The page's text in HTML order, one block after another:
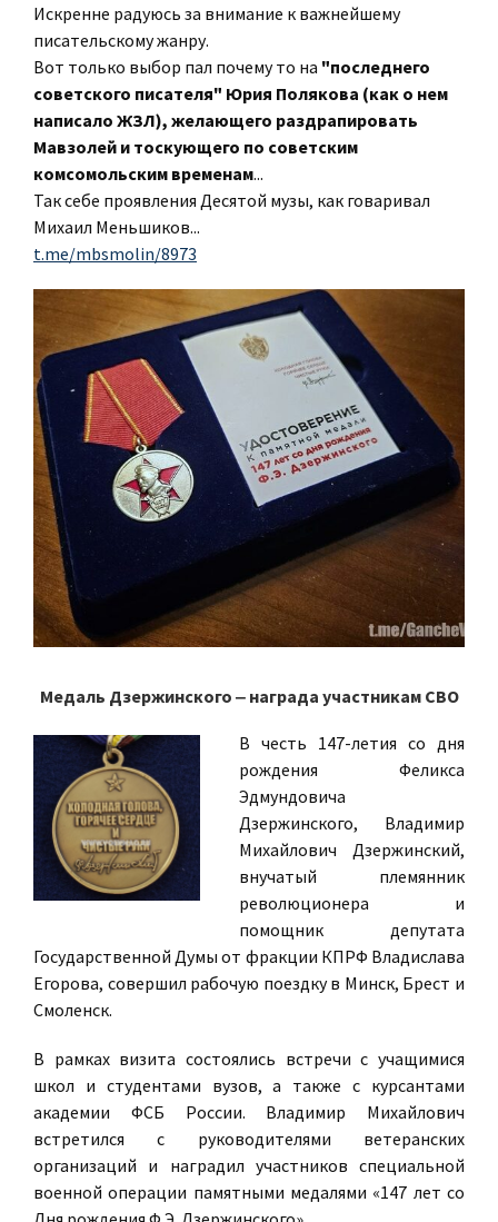
Искренне радуюсь за внимание к важнейшему
писательскому жанру.
Вот только выбор пал почему то на "последнего
советского писателя" Юрия Полякова (как о нем
написало ЖЗЛ), желающего раздрапировать
Мавзолей и тоскующего по советским
комсомольским временам...
Так себе проявления Десятой музы, как говаривал
Михаил Меньшиков...
t.me/mbsmolin/8973
Медаль Дзержинского ‒ награда участникам СВО
В честь 147-летия со дня
рождения Феликса
Эдмундовича
Дзержинского, Владимир
Михайлович Дзержинский,
внучатый племянник
революционера и
помощник депутата
Государственной Думы от фракции КПРФ Владислава
Егорова, совершил рабочую поездку в Минск, Брест и
Смоленск.
В рамках визита состоялись встречи с учащимися
школ и студентами вузов, а также с курсантами
академии ФСБ России. Владимир Михайлович
встретился с руководителями ветеранских
организаций и наградил участников специальной
военной операции памятными медалями «147 лет со